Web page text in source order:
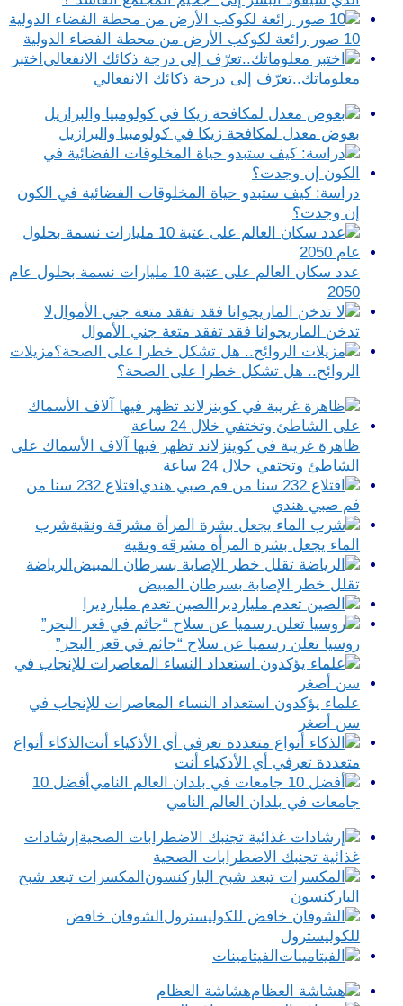
10 صور رائعة لكوكب الأرض من محطة الفضاء الدولية
اختبر
معلوماتك..تعرّف إلى درجة ذكائك الانفعالي
بعوض معدل لمكافحة زيكا في كولومبيا والبرازيل
دراسة: كيف ستبدو حياة المخلوقات الفضائية في الكون
إن وجدت؟
عدد سكان العالم على عتبة 10 مليارات نسمة بحلول عام
2050
لا
تدخن الماريجوانا فقد تفقد متعة جني الأموال
مزيلات
الروائح.. هل تشكل خطرا على الصحة؟
ظاهرة غريبة في كوينزلاند تظهر فيها آلاف الأسماك على
الشاطئ وتختفي خلال 24 ساعة
اقتلاع 232 سنا من
فم صبي هندي
شرب
الماء يجعل بشرة المرأة مشرقة ونقية
الرياضة
تقلل خطر الإصابة بسرطان المبيض
الصين تعدم مليارديرا
روسيا تعلن رسميا عن سلاح “جاثم في قعر البحر”
علماء يؤكدون استعداد النساء المعاصرات للإنجاب في
سن أصغر
الذكاء أنواع
متعددة تعرفي أي الأذكياء أنت
أفضل 10
جامعات في بلدان العالم النامي
إرشادات
غذائية تجنبك الاضطرابات الصحية
المكسرات تبعد شبح
الباركنسون
الشوفان خافض
للكوليسترول
الفيتامينات
هشاشة العظام